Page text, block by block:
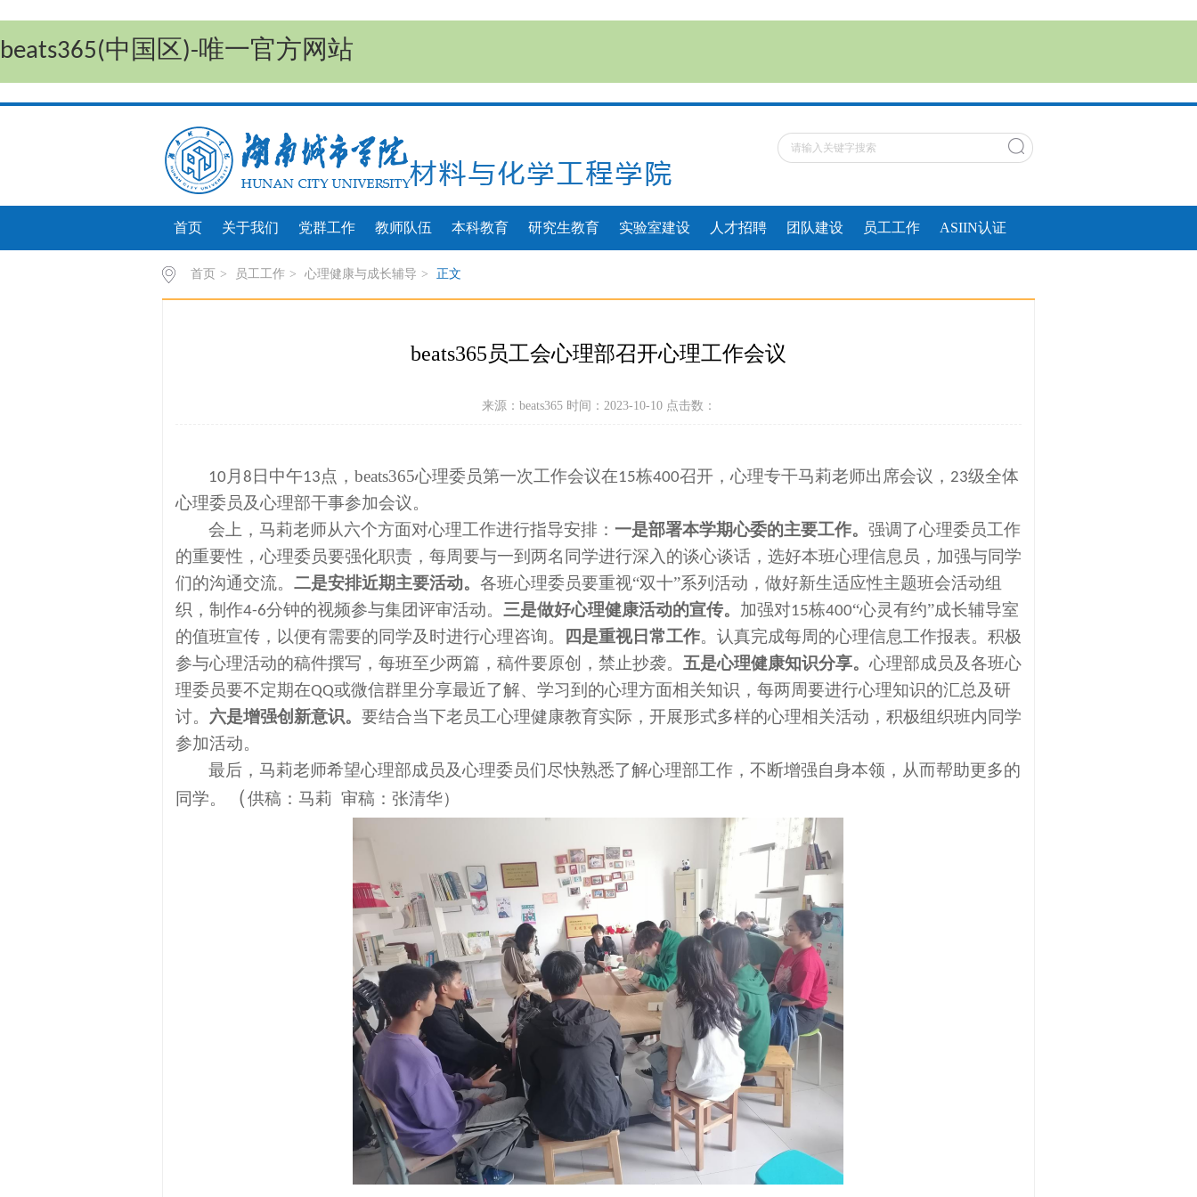
beats365(中国区)-唯一官方网站
首页 关于我们 党群工作 教师队伍 本科教育 研究生教育 实验室建设 人才招聘 团队建设 员工工作 ASIIN认证
首页 > 员工工作 > 心理健康与成长辅导 > 正文
beats365员工会心理部召开心理工作会议
来源：beats365 时间：2023-10-10 点击数：
10 月8 日中午13 点 ，beats365心理委员第一次工作会议在15栋400召开，心理专干马莉老师出席会议， 23级全体
心理委员及心理部干事参加会议。
会上，马莉老师从六个方面对心理工作进行指导安排： 一是部署本学期心委的主要工作。强调了心理委员工作
的重要性，心理委员要强化职责， 每周要与一到两名同学进行深入的谈心谈话，选好本班心理信息员，加强与同学
们的沟通交流。 二是安排近期主要活动。 各班心理委员要重视“双十”系列活动，做好新生适应性主题班会活动组
织， 制作4-6分钟的视频参与集团评审活动。 三是做好心理健康活动的宣传。 加强对15栋400“心灵有约”成长辅导室
的值班宣传 ，以便有需要的同学及时进行心理咨询。 四是重视日常工作。认真完成每周的心理信息工作报表。积极
参与心理活动的稿件撰写 ，每班至少两篇，稿件要原创，禁止抄袭。 五是心理健康知识分享。心理部成员及各班心
理委员要不定期在QQ或微信群里分享最近了解、学习到的心理方面相关知识 ， 每两周要进行心理知识的汇总及研
讨。 六是增强创新意识。 要结合当下老员工心理健康教育实际，开展形式多样的心理相关活动， 积极组织班内同学
参加活动。
最后，马莉老师希望心理部成员及心理委员们尽快熟悉了解心理部工作 ，不断增强自身本领，从而帮助更多的
同学。 （供稿：马莉 审稿：张清华）